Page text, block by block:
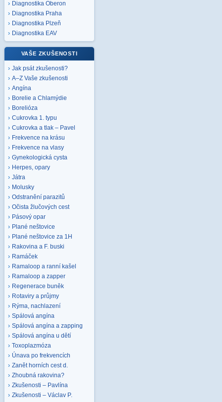
Diagnostika Oberon
Diagnostika Praha
Diagnostika Plzeň
Diagnostika EAV
VAŠE ZKUŠENOSTI
Jak psát zkušenosti?
A–Z Vaše zkušenosti
Angína
Borelie a Chlamýdie
Borelióza
Cukrovka 1. typu
Cukrovka a tlak – Pavel
Frekvence na krásu
Frekvence na vlasy
Gynekologická cysta
Herpes, opary
Játra
Molusky
Odstranění parazitů
Očista žlučových cest
Pásový opar
Plané neštovice
Plané neštovice za 1H
Rakovina a F. buski
Ramáček
Ramaloop a ranní kašel
Ramaloop a zapper
Regenerace buněk
Rotaviry a průjmy
Rýma, nachlazení
Spálová angína
Spálová angína a zapping
Spálová angína u dětí
Toxoplazmóza
Únava po frekvencích
Zanět horních cest d.
Zhoubná rakovina?
Zkušenosti – Pavlína
Zkušenosti – Václav P.